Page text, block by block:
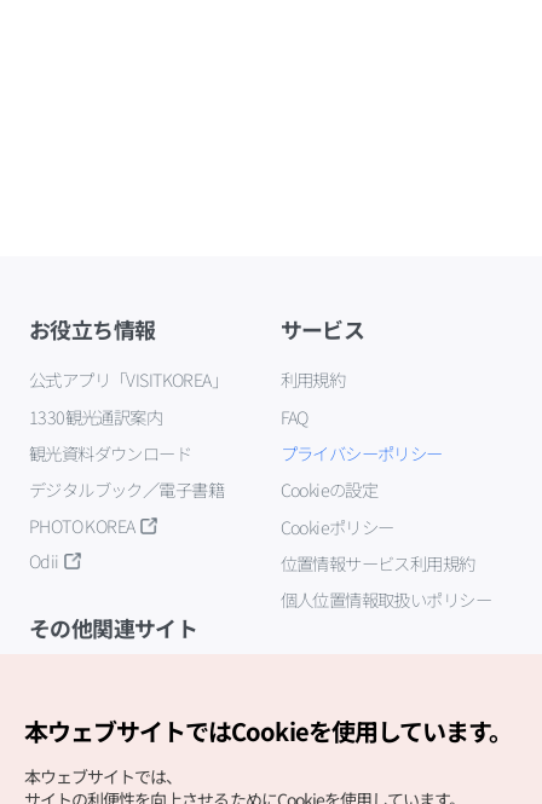
お役立ち情報
公式アプリ「VISITKOREA」
1330観光通訳案内
観光資料ダウンロード
デジタルブック／電子書籍
PHOTO KOREA
Odii
サービス
利用規約
FAQ
プライバシーポリシー
Cookieの設定
Cookieポリシー
位置情報サービス利用規約
個人位置情報取扱いポリシー
その他関連サイト
本ウェブサイトではCookieを使用しています。
本ウェブサイトでは、
サイトの利便性を向上させるためにCookieを使用しています。